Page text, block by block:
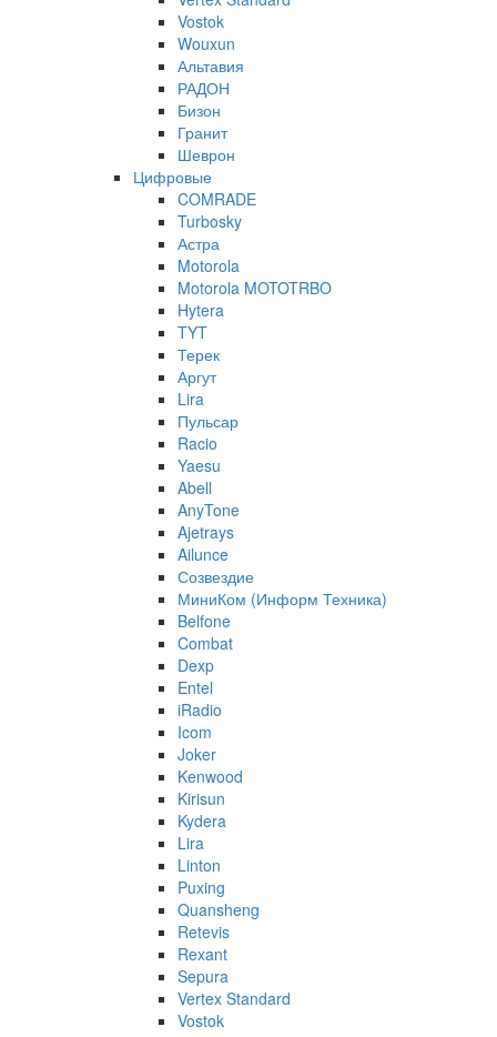
Vostok
Wouxun
Альтавия
РАДОН
Бизон
Гранит
Шеврон
Цифровые
COMRADE
Turbosky
Астра
Motorola
Motorola MOTOTRBO
Hytera
TYT
Терек
Аргут
Lira
Пульсар
Racio
Yaesu
Abell
AnyTone
Ajetrays
Ailunce
Созвездие
МиниКом (Информ Техника)
Belfone
Combat
Dexp
Entel
iRadio
Icom
Joker
Kenwood
Kirisun
Kydera
Lira
Linton
Puxing
Quansheng
Retevis
Rexant
Sepura
Vertex Standard
Vostok